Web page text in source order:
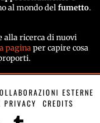
al mondo del fumetto.
alla ricerca di nuovi
pagina per capire cosa
ESTERNE
PRIVACY CREDITS